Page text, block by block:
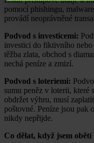
pomocí phishingu,
provádí neoprávněné
Podvod s investicemi:
investici do fiktivního
těžba zlata, obchod s
nechá peníze a zmizí.
Podvod s loteriemi:
sumu peněz v loterii, které
obdržet výhru, musí
poštovné. Peníze jsou pak
nikdy nepřijde.
Co dělat, když jsem obětí